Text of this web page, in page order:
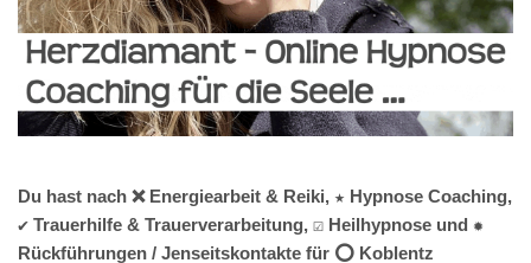
Du hast nach ❌ Energiearbeit & Reiki, ★ Hypnose Coaching,
✔️ Trauerhilfe & Trauerverarbeitung, ☑️ Heilhypnose und ✹
Rückführungen / Jenseitskontakte für ⭕ Koblentz